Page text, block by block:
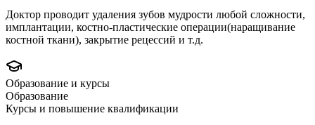
Доктор проводит удаления зубов мудрости любой сложности,
имплантации, костно-пластические операции(наращивание
костной ткани), закрытие рецессий и т.д.
Образование и курсы
Образование
Курсы и повышение квалификации